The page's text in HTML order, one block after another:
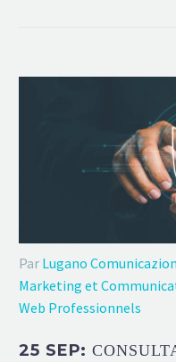
Par Lugano
Marketing et
Web Professionnels
25 SEP: